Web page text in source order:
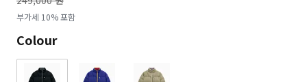
로
부가세 10% 포함
Colour